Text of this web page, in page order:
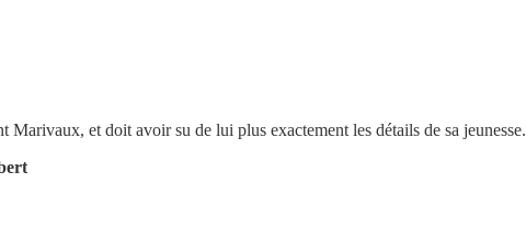
et doit avoir su de lui plus exactement les détails de sa jeunesse.